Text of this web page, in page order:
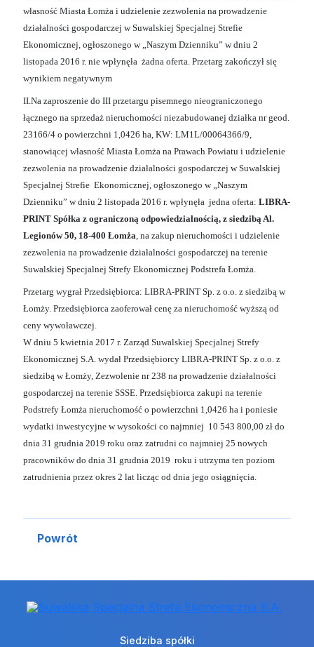
własność Miasta Łomża i udzielenie zezwolenia na prowadzenie
działalności gospodarczej w Suwalskiej Specjalnej Strefie
Ekonomicznej, ogłoszonego w „Naszym Dzienniku” w dniu 2
listopada 2016 r. nie wpłynęła żadna oferta. Przetarg zakończył się
wynikiem negatywnym
II.Na zaproszenie do III przetargu pisemnego nieograniczonego
łącznego na sprzedaż nieruchomości niezabudowanej działka nr geod.
23166/4 o powierzchni 1,0426 ha, KW: LM1L/00064366/9,
stanowiącej własność Miasta Łomża na Prawach Powiatu i udzielenie
zezwolenia na prowadzenie działalności gospodarczej w Suwalskiej
Specjalnej Strefie Ekonomicznej, ogłoszonego w „Naszym
Dzienniku” w dniu 2 listopada 2016 r. wpłynęła jedna oferta:LIBRA-
PRINT Spółka z ograniczoną odpowiedzialnością, z siedzibą Al.
Legionów 50, 18-400 Łomża , na zakup nieruchomości i udzielenie
zezwolenia na prowadzenie działalności gospodarczej na terenie
Suwalskiej Specjalnej Strefy Ekonomicznej Podstrefa Łomża.
Przetarg wygrał Przedsiębiorca: LIBRA-PRINT Sp. z o.o. z siedzibą w
Łomży. Przedsiębiorca zaoferował cenę za nieruchomość wyższą od
ceny wywoławczej.
W dniu 5 kwietnia 2017 r. Zarząd Suwalskiej Specjalnej Strefy
Ekonomicznej S.A. wydał Przedsiębiorcy LIBRA-PRINT Sp. z o.o. z
siedzibą w Łomży, Zezwolenie nr 238 na prowadzenie działalności
gospodarczej na terenie SSSE. Przedsiębiorca zakupi na terenie
Podstrefy Łomża nieruchomość o powierzchni 1,0426 ha i poniesie
wydatki inwestycyjne w wysokości co najmniej 10 543 800,00 zł do
dnia 31 grudnia 2019 roku oraz zatrudni co najmniej 25 nowych
pracowników do dnia 31 grudnia 2019 roku i utrzyma ten poziom
zatrudnienia przez okres 2 lat licząc od dnia jego osiągnięcia.
Powrót
Siedziba spółki